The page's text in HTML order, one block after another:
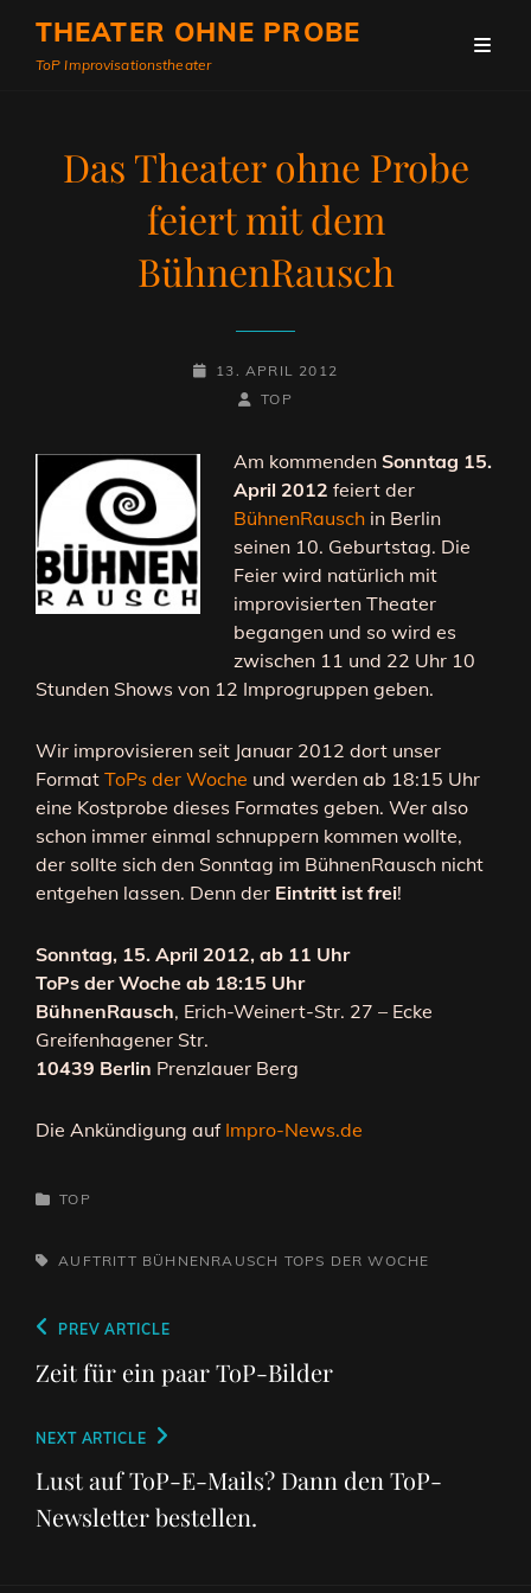
THEATER OHNE PROBE
ToP Improvisationstheater
Das Theater ohne Probe
feiert mit dem
BühnenRausch
POSTED-
13. APRIL 2012
BY
BYLINE
TOP
Am kommenden Sonntag 15.
April 2012 feiert der
BühnenRausch in Berlin
seinen 10. Geburtstag. Die
Feier wird natürlich mit
improvisierten Theater
begangen und so wird es
zwischen 11 und 22 Uhr 10
Stunden Shows von 12 Improgruppen geben.
Wir improvisieren seit Januar 2012 dort unser
Format ToPs der Woche und werden ab 18:15 Uhr
eine Kostprobe dieses Formates geben. Wer also
schon immer einmal schnuppern kommen wollte,
der sollte sich den Sonntag im BühnenRausch nicht
entgehen lassen. Denn der Eintritt ist frei!
Sonntag, 15. April 2012, ab 11 Uhr
ToPs der Woche ab 18:15 Uhr
BühnenRausch, Erich-Weinert-Str. 27 – Ecke
Greifenhagener Str.
10439 Berlin Prenzlauer Berg
Die Ankündigung auf Impro-News.de
CATEGORIES
TOP
TAGS,AUFTRITT BÜHNENRAUSCH TOPS DER WOCHE
Beitragsnavigation
Previous
Post
PREV ARTICLE
Zeit für ein paar ToP-Bilder
Next
Post
NEXT ARTICLE
Lust auf ToP-E-Mails? Dann den ToP-
Newsletter bestellen.